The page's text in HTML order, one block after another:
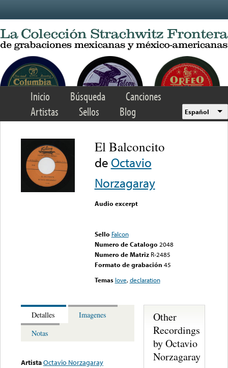
Inicio Búsqueda
Canciones
Artistas
Sellos Blog Español
El Balconcito
de Octavio
Norzagaray
Audio excerpt
Sello Falcon
Numero de Catalogo 2048
Numero de Matriz R-2485
Formato de grabación 45
Temas love,declaration
Detalles
Imagenes
Notas
ArtistaOctavio Norzagaray
Other
Recordings
by Octavio
Norzagaray